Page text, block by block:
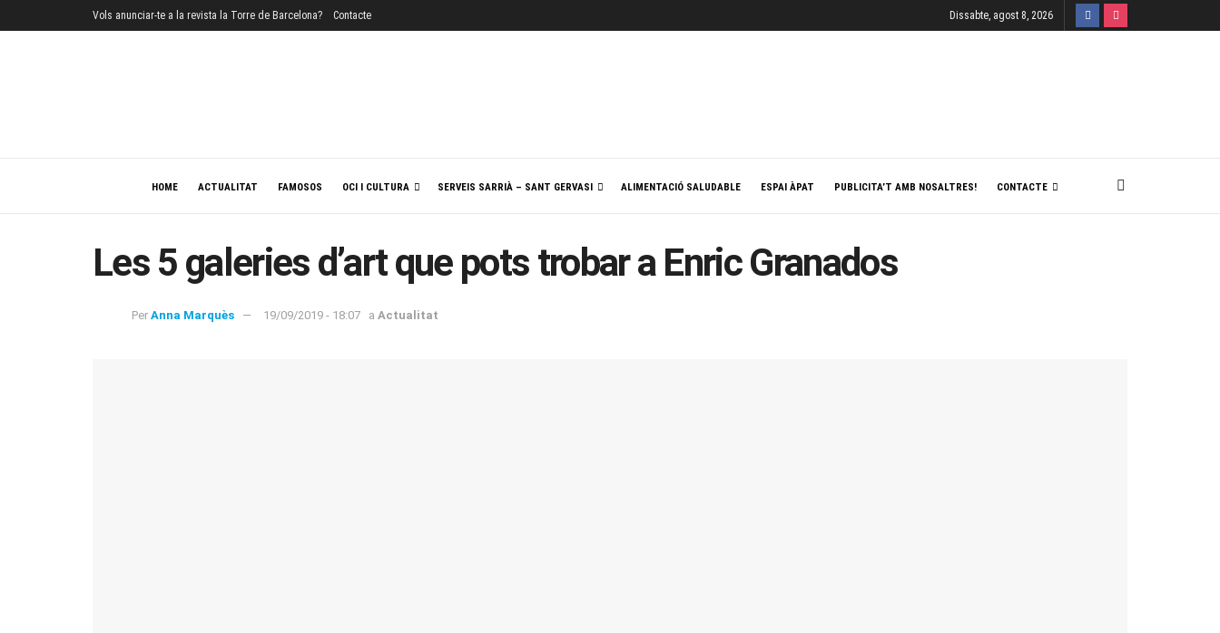
Vols anunciar-te a la revista la Torre de Barcelona? Contacte Dissabte, agost 8, 2026
HOME ACTUALITAT FAMOSOS OCI I CULTURA SERVEIS SARRIÀ – SANT GERVASI ALIMENTACIÓ SALUDABLE ESPAI ÀPAT PUBLICITA’T AMB NOSALTRES! CONTACTE
Les 5 galeries d’art que pots trobar a Enric Granados
Per Anna Marquès 19/09/2019 - 18:07 a Actualitat